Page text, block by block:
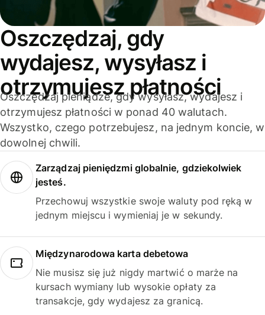
Oszczędzaj, gdy
wydajesz, wysyłasz i
otrzymujesz płatności
Oszczędzaj pieniądze, gdy wysyłasz, wydajesz i
otrzymujesz płatności w ponad 40 walutach.
Wszystko, czego potrzebujesz, na jednym koncie, w
dowolnej chwili.
Zarządzaj pieniędzmi globalnie, gdziekolwiek
jesteś.
Przechowuj wszystkie swoje waluty pod ręką w
jednym miejscu i wymieniaj je w sekundy.
Międzynarodowa karta debetowa
Nie musisz się już nigdy martwić o marże na
kursach wymiany lub wysokie opłaty za
transakcje, gdy wydajesz za granicą.